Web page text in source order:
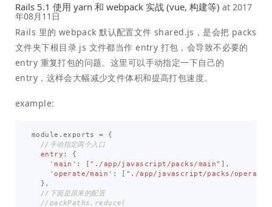
Rails 5.1 使用 yarn 和 webpack 实战 (vue, 构建等) at 2017
年08月11日
Rails 里的 webpack 默认配置文件 shared.js，是会把 packs
文件夹下根目录 js 文件都当作 entry 打包，会导致不必要的
entry 重复打包的问题。这里可以手动指定一下自己的
entry，这样会大幅减少文件体积和提高打包速度。
example:
module . exports =
{
//手动指定两个入口
entry :
{
'main ' : [ " ./app/javascript/packs/main" ],
'operate/main ' : [ " ./app/javascript/packs/operate/
},
//下面是原来的配置
//packPaths.reduce(